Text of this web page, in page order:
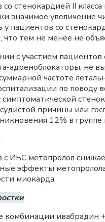
стенокардией II
значимое увеличение
у пациентов со
тем не менее не
с участием
адреноблокаторы, не
частоте
по поводу
симптоматической
причины или
12% в
с ИБС метопролол
эффекты
миокарда.
ивабрадин +